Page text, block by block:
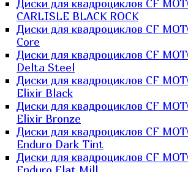
Диски для квадроциклов CF
CARLISLE BLACK ROCK
Диски для квадроциклов CF
Core
Диски для квадроциклов CF
Delta Steel
Диски для квадроциклов CF
Elixir Black
Диски для квадроциклов CF
Elixir Bronze
Диски для квадроциклов CF
Enduro Dark Tint
Диски для квадроциклов CF